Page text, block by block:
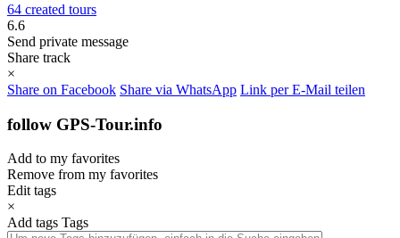
64 created tours
6.6
Send private message
Share track
×
Share on Facebook Share via WhatsApp Link per E-Mail teilen
follow GPS-Tour.info
Add to my favorites
Remove from my favorites
Edit tags
×
Add tags Tags